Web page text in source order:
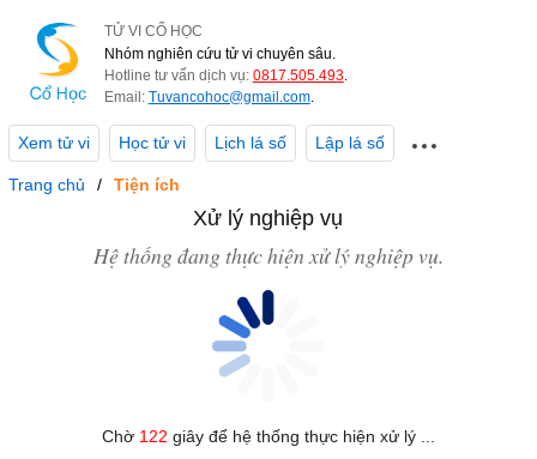
TỬ VI CỔ HỌC
Nhóm nghiên cứu tử vi chuyên sâu.
Hotline tư vấn dịch vụ: 0817.505.493.
Email: Tuvancohoc@gmail.com.
Xem tử vi Học tử vi Lịch lá số Lập lá số
Trang chủ Tiện ích
Xử lý nghiệp vụ
Hệ thống đang thực hiện xử lý nghiệp vụ.
Chờ 122 giây để hệ thống thực hiện xử lý ...